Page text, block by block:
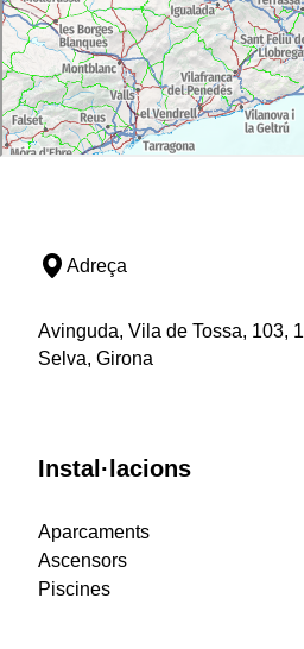
Adreça
Avinguda, Vila de Tossa, 103,
Selva, Girona
Instal·lacions
Aparcaments
Ascensors
Piscines